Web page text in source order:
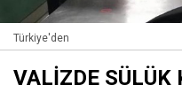
Türkiye'den
VALİZDE SÜLÜK